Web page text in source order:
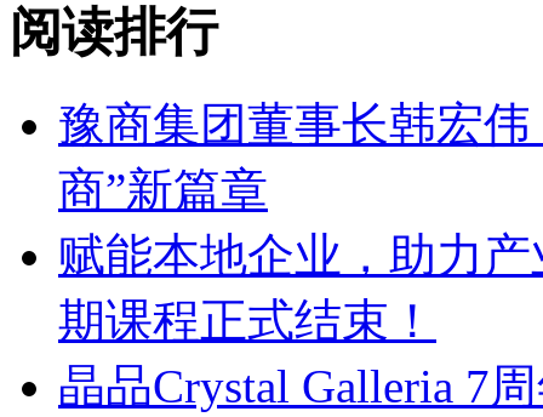
阅读排行
豫商集团董事长韩宏
商”新篇章
赋能本地企业，助力
期课程正式结束！
晶品Crystal Galleria 7